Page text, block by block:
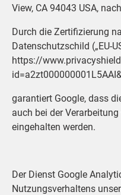
View, CA 94043 USA,
Durch die Zertifizierung
Datenschutzschild („EU-
https://
garantiert Google, dass
auch bei der
eingehalten werden.
Der Dienst Google
Nutzungsverhaltens